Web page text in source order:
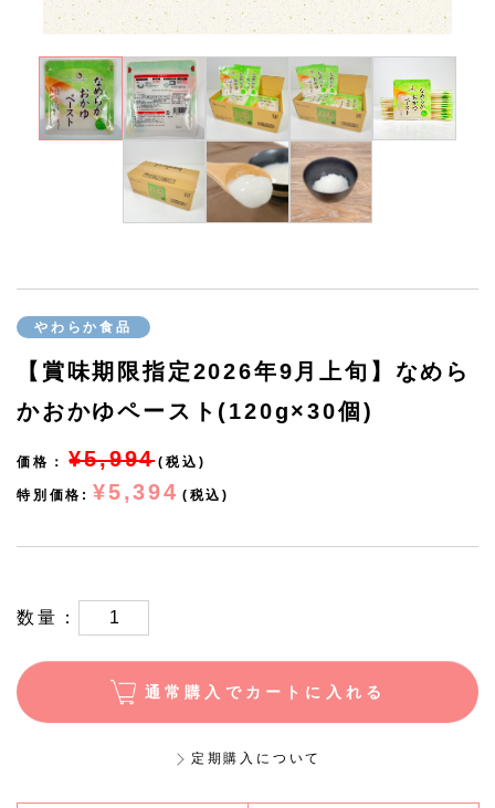
やわらか食品
【賞味期限指定2026年9月上旬】なめら
かおかゆペースト(120g×30個)
価格： ¥5,994 (税込)
特別価格: ¥5,394 (税込)
数量：
通常購入でカートに入れる
定期購入について